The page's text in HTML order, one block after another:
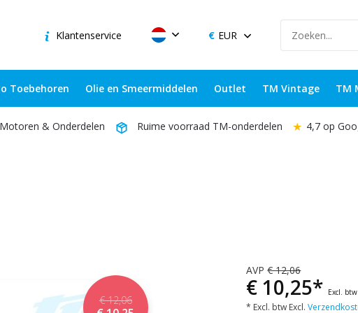
Klantenservice EUR
Toebehoren Olie en Smeermiddelen Outlet TM Vintage TM
& Onderdelen Ruime voorraad TM-onderdelen ★ 4,7 op
€ 12,06
AVP€ 12,06
€ 10,25* Excl. btw
* Excl. btw Excl.